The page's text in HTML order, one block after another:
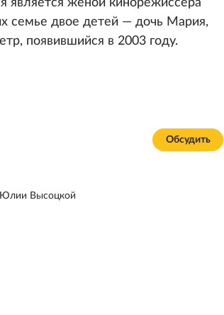
женой кинорежиссера
семье двое детей — дочь Мария,
появившийся в 2003 году.
Обсудить
Юлии Высоцкой